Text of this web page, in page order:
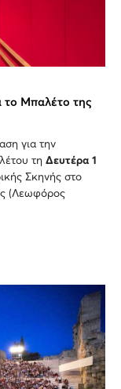
το Μπαλέτο της
για την
τη Δευτέρα 1
Σκηνής στο
(Λεωφόρος